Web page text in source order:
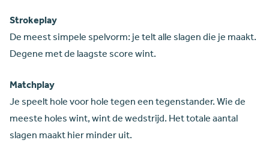
Strokeplay
De meest simpele spelvorm: je telt alle slagen die je maakt.
Degene met de laagste score wint.
Matchplay
Je speelt hole voor hole tegen een tegenstander. Wie de
meeste holes wint, wint de wedstrijd. Het totale aantal
slagen maakt hier minder uit.